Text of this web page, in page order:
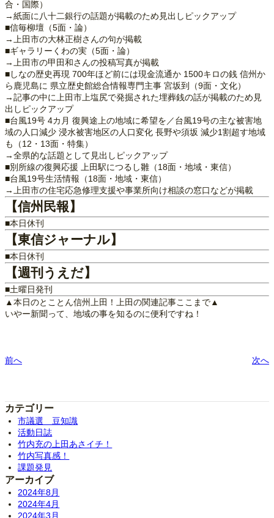
合・国際）
→紙面に八十二銀行の話題が掲載のため見出しピックアップ
■信毎柳壇（5面・論）
→上田市の大林正樹さんの句が掲載
■ギャラリーくわの実（5面・論）
→上田市の甲田和さんの投稿写真が掲載
■しなの歴史再現 700年ほど前には現金流通か 1500キロの銭 信州か
ら鹿児島に 県立歴史館総合情報専門主事 宮坂到（9面・文化）
→記事の中に上田市上塩尻で発掘された埋葬銭の話が掲載のため見
出しピックアップ
■台風19号 4カ月 復興途上の地域に希望を／台風19号の主な被害地
域の人口減少 浸水被害地区の人口変化 長野や須坂 減少1割超す地域
も（12・13面・特集）
→全県的な話題として見出しピックアップ
■別所線の復興応援 上田駅につるし雛（18面・地域・東信）
■台風19号生活情報（18面・地域・東信）
→上田市の住宅応急修理支援や事業所向け相談の窓口などが掲載
【信州民報】
■本日休刊
【東信ジャーナル】
■本日休刊
【週刊うえだ】
■土曜日発刊
▲本日のとことん信州上田！上田の関連記事ここまで▲
いやー新聞って、地域の事を知るのに便利ですね！
前へ 次へ
カテゴリー
市議選 豆知識
活動日誌
竹内充の上田あさイチ！
竹内写真感！
課題発見
アーカイブ
2024年8月
2024年4月
2024年3月